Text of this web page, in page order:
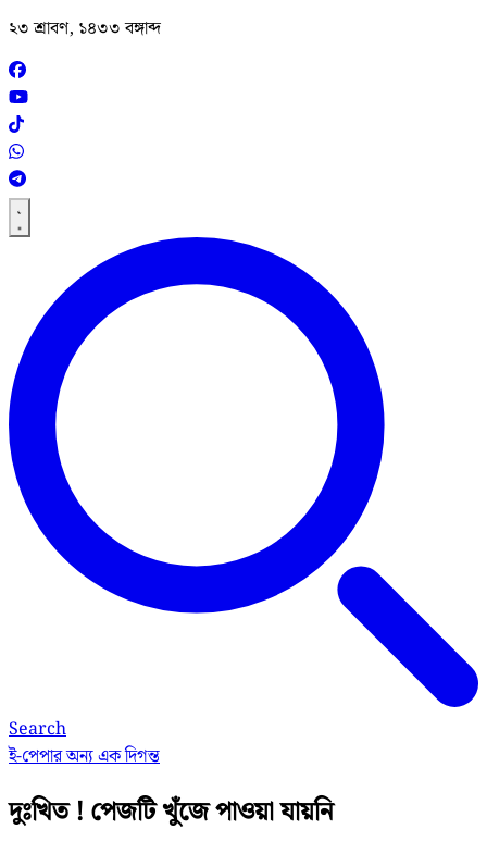
২৩ শ্রাবণ, ১৪৩৩ বঙ্গাব্দ
Search
ই-পেপারঅন্য এক দিগন্ত
দুঃখিত ! পেজটি খুঁজে পাওয়া যায়নি